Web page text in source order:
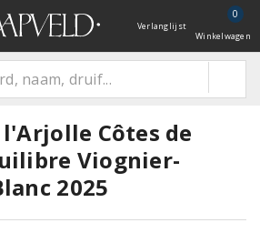
Verlanglijst
0
Winkelwagen
Côtes de
Viognier-
2025